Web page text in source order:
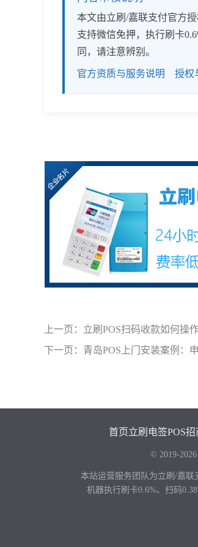
本文由立刷/嘉联支付官方
支持微信免押，执行刷卡
同，请注意辨别。
官方资质与服务说明 授权
上一页： 立刷POS扫码收款如何操
下一页： 青岛POS上门安装案例：
首页立刷电签POS招
© 2019-
本站运营服务团队为立刷/嘉
机器执行刷卡0.6%、扫码